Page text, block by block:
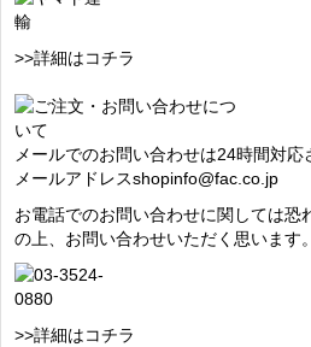
>>詳細はコチラ
メールでのお問い合わせは24時間対応
メールアドレスshopinfo@fac.co.jp
お電話でのお問い合わせに関しては恐
の上、お問い合わせいただく思います。
>>詳細はコチラ